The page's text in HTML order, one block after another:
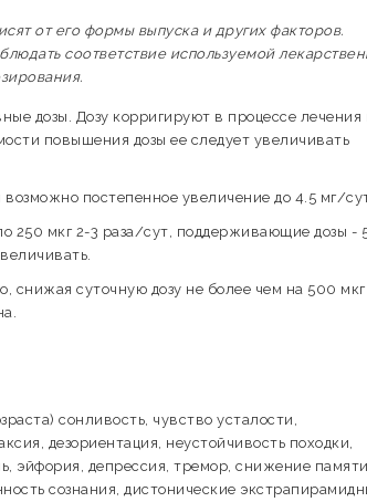
от его формы выпуска и других факторов.
соответствие используемой
дозы. Дозу корригируют в процессе лечения
повышения дозы ее следует увеличивать
постепенное увеличение до 4.5 мг/
250 мкг 2-3 раза/сут, поддерживающие дозы -
снижая суточную дозу не более чем на 500 мкг
сонливость, чувство усталости,
дезориентация, неустойчивость походки,
эйфория, депрессия, тремор, снижение
сознания, дистонические